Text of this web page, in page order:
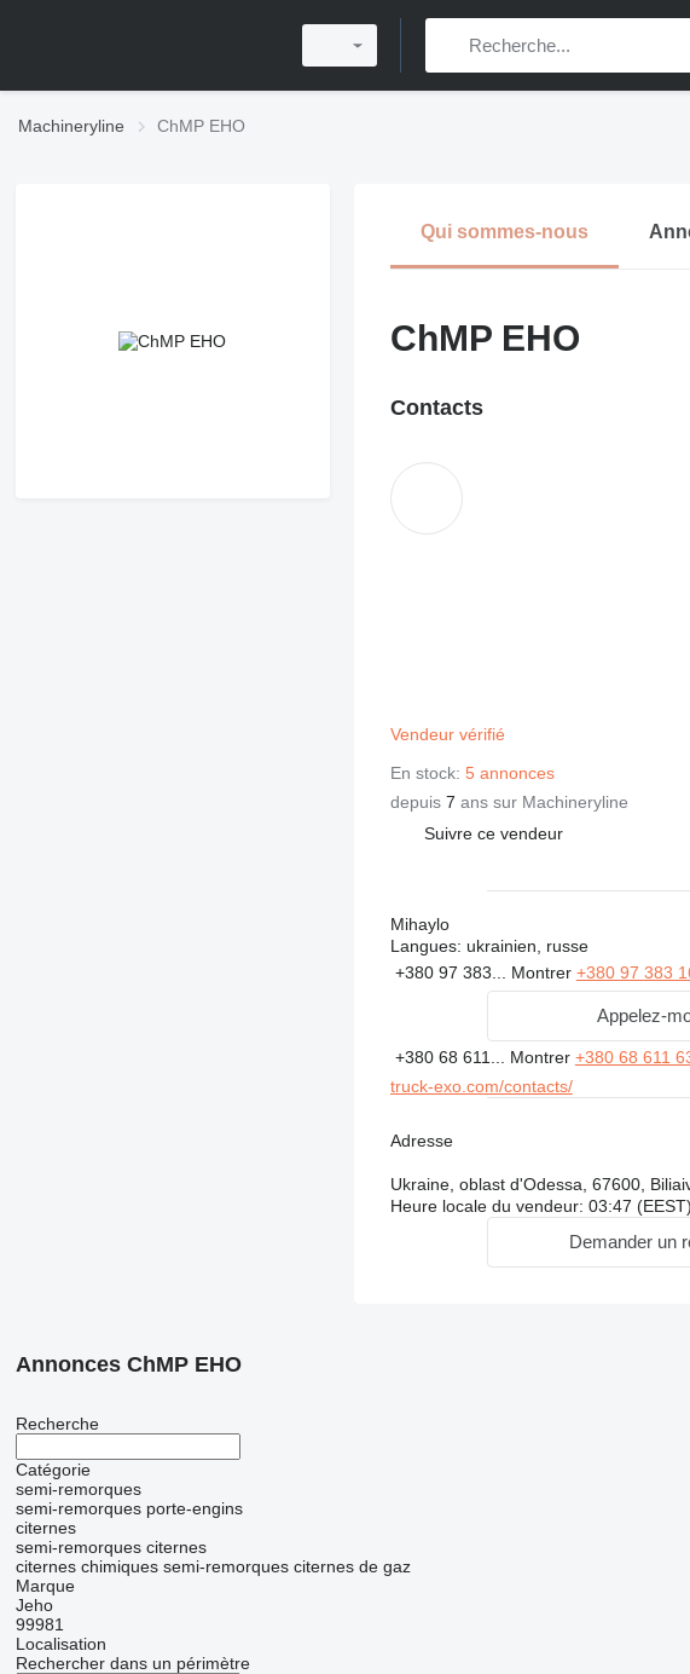
Machineryline ChMP EHO
Qui sommes-nous
ChMP EHO
Contacts
Vendeur vérifié
En stock: 5 annonces
depuis 7 ans sur Machineryline
Suivre ce vendeur
Mihaylo
Langues: ukrainien, russe
+380 97 383... Montrer +380 97 383
Appelez-
+380 68 611... Montrer +380 68 611
truck-exo.com/contacts/
Adresse
Ukraine, oblast d'Odessa, 67600,
Heure locale du vendeur: 03:47 (EEST)
Demander un
Annonces ChMP EHO
Recherche
Catégorie
semi-remorques
semi-remorques porte-engins
citernes
semi-remorques citernes
citernes chimiques semi-remorques citernes de gaz
Marque
Jeho
99981
Localisation
Rechercher dans un périmètre